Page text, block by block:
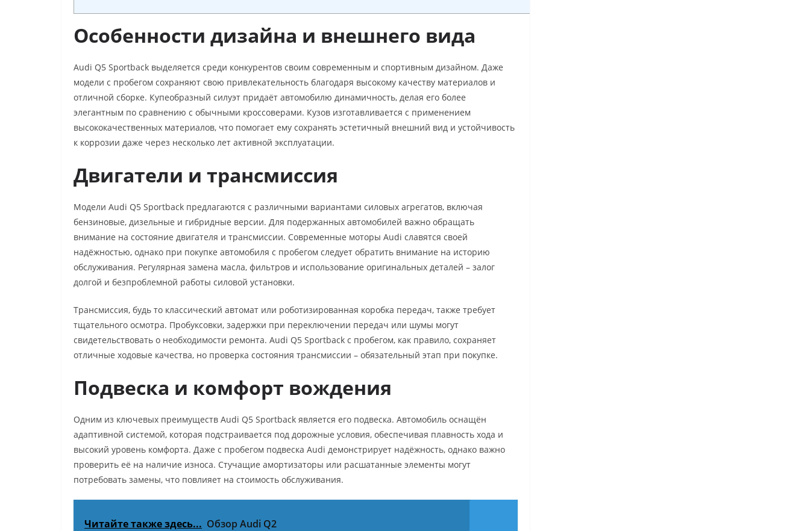
Особенности дизайна и внешнего вида
Audi Q5 Sportback выделяется среди конкурентов своим современным и спортивным дизайном. Даже
модели с пробегом сохраняют свою привлекательность благодаря высокому качеству материалов и
отличной сборке. Купеобразный силуэт придаёт автомобилю динамичность, делая его более
элегантным по сравнению с обычными кроссоверами. Кузов изготавливается с применением
высококачественных материалов, что помогает ему сохранять эстетичный внешний вид и устойчивость
к коррозии даже через несколько лет активной эксплуатации.
Двигатели и трансмиссия
Модели Audi Q5 Sportback предлагаются с различными вариантами силовых агрегатов, включая
бензиновые, дизельные и гибридные версии. Для подержанных автомобилей важно обращать
внимание на состояние двигателя и трансмиссии. Современные моторы Audi славятся своей
надёжностью, однако при покупке автомобиля с пробегом следует обратить внимание на историю
обслуживания. Регулярная замена масла, фильтров и использование оригинальных деталей – залог
долгой и безпроблемной работы силовой установки.
Трансмиссия, будь то классический автомат или роботизированная коробка передач, также требует
тщательного осмотра. Пробуксовки, задержки при переключении передач или шумы могут
свидетельствовать о необходимости ремонта. Audi Q5 Sportback с пробегом, как правило, сохраняет
отличные ходовые качества, но проверка состояния трансмиссии – обязательный этап при покупке.
Подвеска и комфорт вождения
Одним из ключевых преимуществ Audi Q5 Sportback является его подвеска. Автомобиль оснащён
адаптивной системой, которая подстраивается под дорожные условия, обеспечивая плавность хода и
высокий уровень комфорта. Даже с пробегом подвеска Audi демонстрирует надёжность, однако важно
проверить её на наличие износа. Стучащие амортизаторы или расшатанные элементы могут
потребовать замены, что повлияет на стоимость обслуживания.
Читайте также здесь... Обзор Audi Q2